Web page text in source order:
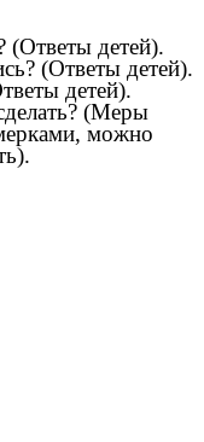
(Ответы детей).
(Ответы детей).
детей).
(Меры
можно